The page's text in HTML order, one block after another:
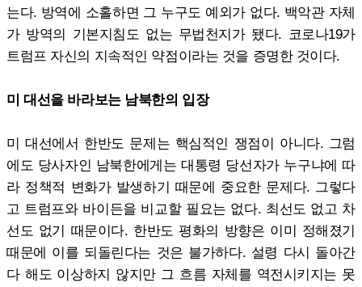
는다. 방역에 소홀하면 그 누구도 예외가 없다. 백악관 자체
가 방역의 기본지침도 없는 무법천지가 됐다. 코로나19가
트럼프 자신의 지속적인 약점이라는 것을 증명한 것이다.
미 대선을 바라보는 남북한의 입장
미 대선에서 한반도 문제는 핵심적인 쟁점이 아니다. 그럼
에도 당사자인 남북한에게는 대통령 당선자가 누구냐에 따
라 정책적 변화가 발생하기 때문에 중요한 문제다. 그렇다
고 트럼프와 바이든을 비교할 필요는 없다. 최선도 없고 차
선도 없기 때문이다. 한반도 평화의 방향은 이미 정해졌기
때문에 이를 되돌린다는 것은 불가하다. 설령 다시 돌아간
다 해도 이상하지 않지만 그 흐름 자체를 역전시키지는 못